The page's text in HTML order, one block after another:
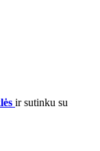
ir sutinku su